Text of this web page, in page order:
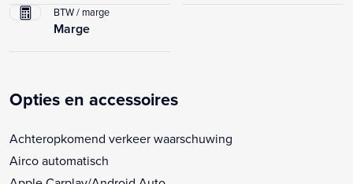
BTW / marge
Marge
Opties en accessoires
Achteropkomend verkeer waarschuwing
Airco automatisch